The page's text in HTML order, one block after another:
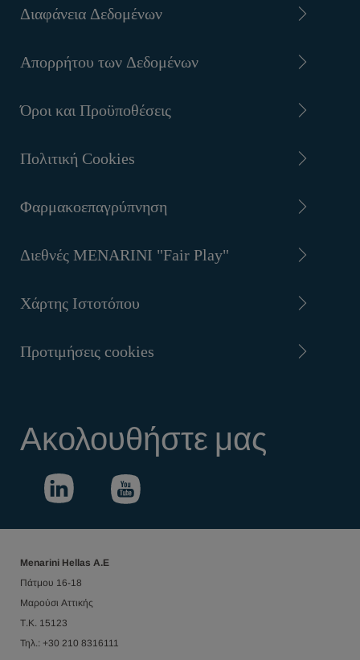
Διαφάνεια Δεδομένων
Απορρήτου των Δεδομένων
Όροι και Προϋποθέσεις
Πολιτική Cookies
Φαρμακοεπαγρύπνηση
Διεθνές MENARINI "Fair Play"
Χάρτης Ιστοτόπου
Προτιμήσεις cookies
Ακολουθήστε μας
Menarini Hellas Α.Ε
Πάτμου 16-18
Μαρούσι Αττικής
Τ.Κ. 15123
Τηλ.: +30 210 8316111